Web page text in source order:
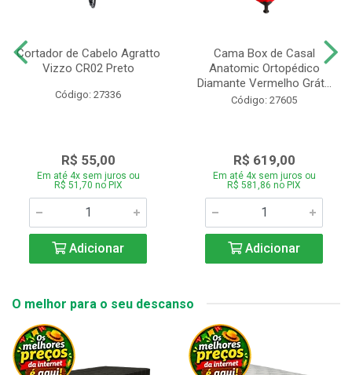
Cortador de Cabelo Agratto
Vizzo CR02 Preto
Código: 27336
R$ 55,00
Em até 4x sem juros ou
R$ 51,70 no PIX
Adicionar
Cama Box de Casal
Anatomic Ortopédico
Diamante Vermelho Grát...
Código: 27605
R$ 619,00
Em até 4x sem juros ou
R$ 581,86 no PIX
Adicionar
O melhor para o seu descanso